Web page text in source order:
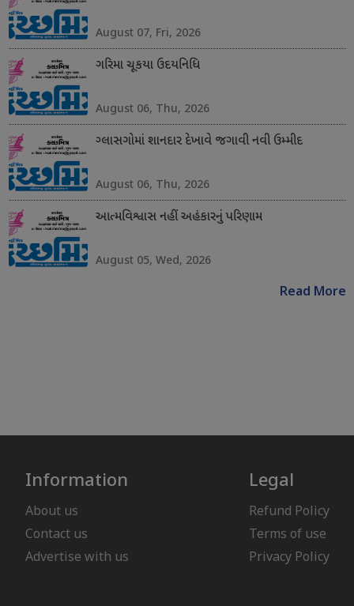
August 07, Fri, 2026
ગરિમા ચૂકયા ઉદયનિધિ
August 06, Thu, 2026
ગ્લાસગોમાં શાનદાર દેખાવે જગાવી નવી ઉમ્મીદ
August 06, Thu, 2026
આત્મવિશ્વાસ નહીં અહંકારનું પરિણામ
August 05, Wed, 2026
Read More
Information
About us
Contact us
Advertise with us
Legal
Refund Policy
Terms of use
Privacy Policy